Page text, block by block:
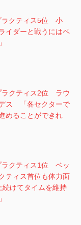
クティス5位 小
イダーと戦うにはペ
クティス2位 ラウ
ス 「各セクターで
めることができれ
クティス1位 ベッ
ティス首位も体力面
続けてタイムを維持